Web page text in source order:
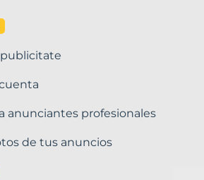
anunciantes profesionales
de tus anuncios